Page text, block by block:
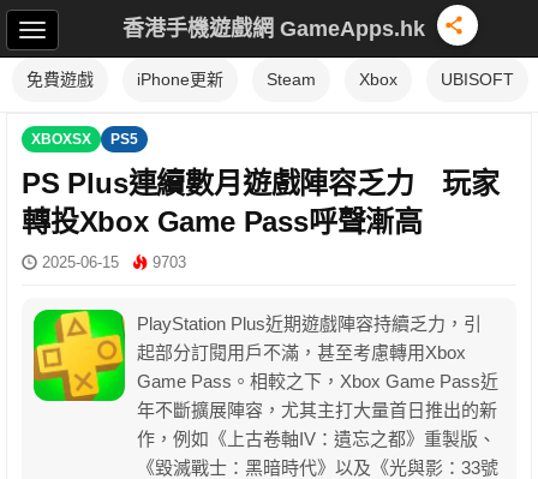
香港手機遊戲網 GameApps.hk
免費遊戲 iPhone更新 Steam Xbox UBISOFT
XBOXSX PS5
PS Plus連續數月遊戲陣容乏力 玩家
轉投Xbox Game Pass呼聲漸高
2025-06-15 9703
PlayStation Plus近期遊戲陣容持續乏力，引
起部分訂閱用戶不滿，甚至考慮轉用Xbox
Game Pass。相較之下，Xbox Game Pass近
年不斷擴展陣容，尤其主打大量首日推出的新
作，例如《上古卷軸IV：遺忘之都》重製版、
《毀滅戰士：黑暗時代》以及《光與影：33號